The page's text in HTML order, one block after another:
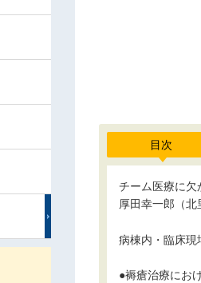
目次
チーム医療に欠
厚田幸一郎（
病棟内・臨床現
●褥瘡治療にお